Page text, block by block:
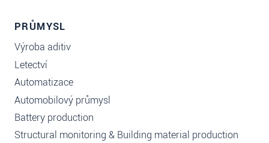
PRŮMYSL
Výroba aditiv
Letectví
Automatizace
Automobilový průmysl
Battery production
Structural monitoring & Building material production